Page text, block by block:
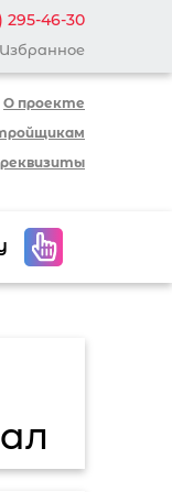
295-46-30
Избранное
О проекте